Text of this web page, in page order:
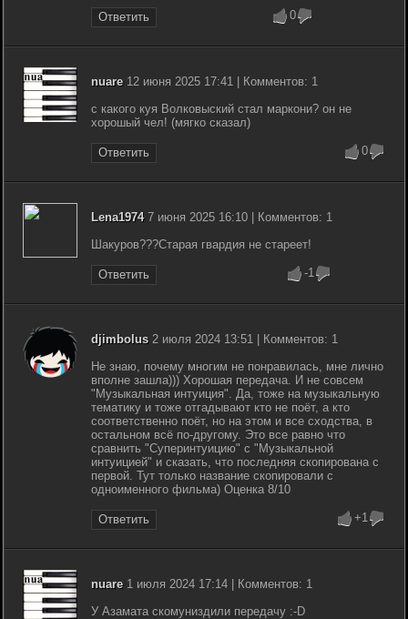
Ответить 0
nuare12 июня 2025 17:41 | Комментов: 1
с какого куя Волковыский стал маркони? он не
хорошый чел! (мягко сказал)
Ответить 0
Lena19747 июня 2025 16:10 | Комментов: 1
Шакуров???Старая гвардия не стареет!
Ответить -1
djimbolus2 июля 2024 13:51 | Комментов: 1
Не знаю, почему многим не понравилась, мне лично
вполне зашла))) Хорошая передача. И не совсем
"Музыкальная интуиция". Да, тоже на музыкальную
тематику и тоже отгадывают кто не поёт, а кто
соответственно поёт, но на этом и все сходства, в
остальном всё по-другому. Это все равно что
сравнить "Суперинтуицию" с "Музыкальной
интуицией" и сказать, что последняя скопирована с
первой. Тут только название скопировали с
одноименного фильма) Оценка 8/10
Ответить +1
nuare1 июля 2024 17:14 | Комментов: 1
У Азамата скомуниздили передачу :-D